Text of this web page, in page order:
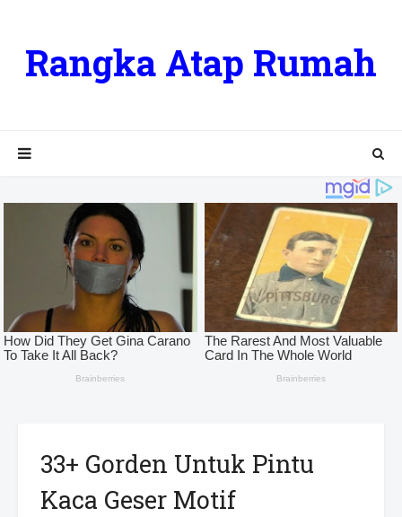
Rangka Atap Rumah
33+ Gorden Untuk Pintu
Kaca Geser Motif